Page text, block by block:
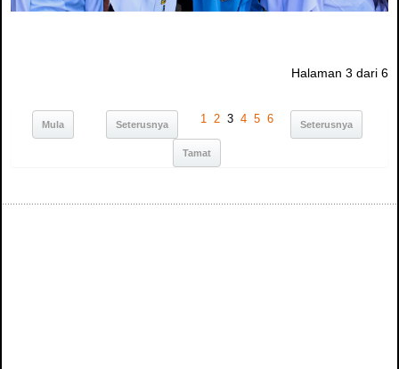
Halaman 3 dari 6
Mula Seterusnya 1 2 3 4 5 6 Seterusnya
Tamat